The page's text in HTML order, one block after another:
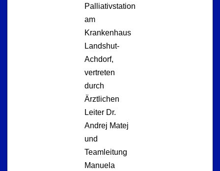
Palliativstation
am
Krankenhaus
Landshut-
Achdorf,
vertreten
durch
Ärztlichen
Leiter Dr.
Andrej Matej
und
Teamleitung
Manuela